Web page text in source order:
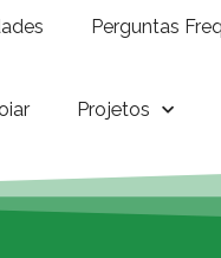
Perguntas
Projetos